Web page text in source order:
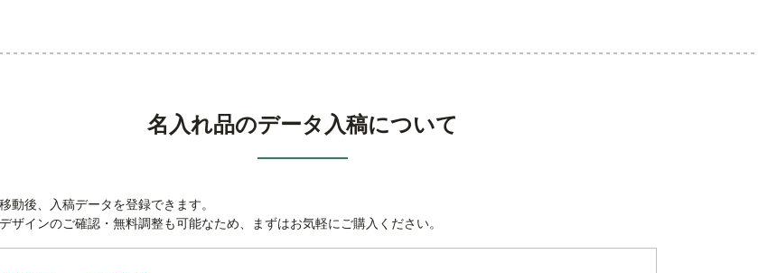
名入れ品のデータ入稿について
動後、入稿データを登録できます。
ザインのご確認・無料調整も可能なため、まずはお気軽にご購入ください。